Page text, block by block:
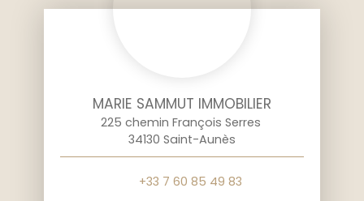
MARIE SAMMUT IMMOBILIER
225 chemin François Serres
34130 Saint-Aunès
+33 7 60 85 49 83